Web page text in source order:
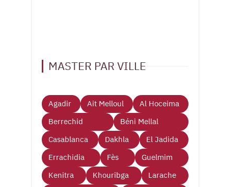
MASTER PAR VILLE
Agadir Ait Melloul
Al Hoceima
Berrechid
Béni Mellal
Casablanca
Dakhla
El Jadida
Errachidia
Fès
Guelmim
Kenitra
Khouribga
Larache